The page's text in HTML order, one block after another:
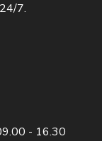
7.
- 16.30